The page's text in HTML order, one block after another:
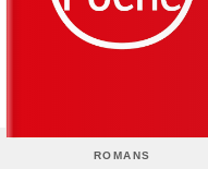
ROMANS